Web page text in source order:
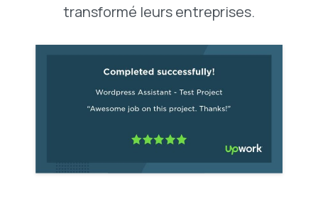
transformé leurs entreprises.